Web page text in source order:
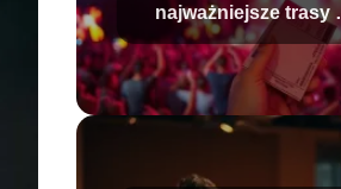
najważniejsze trasy i
wydarzenia